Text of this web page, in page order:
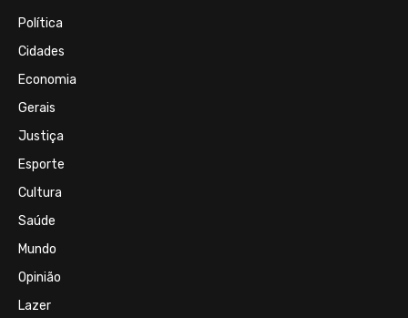
Política
Cidades
Economia
Gerais
Justiça
Esporte
Cultura
Saúde
Mundo
Opinião
Lazer